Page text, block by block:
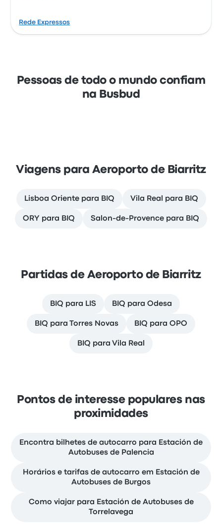
Rede Expressos
Pessoas de todo o mundo confiam
na Busbud
Viagens para Aeroporto de Biarritz
Lisboa Oriente para BIQ Vila Real para BIQ
ORY para BIQ Salon-de-Provence para BIQ
Partidas de Aeroporto de Biarritz
BIQ para LIS BIQ para Odesa
BIQ para Torres Novas BIQ para OPO
BIQ para Vila Real
Pontos de interesse populares nas
proximidades
Encontra bilhetes de autocarro para Estación de
Autobuses de Palencia
Horários e tarifas de autocarro em Estación de
Autobuses de Burgos
Como viajar para Estación de Autobuses de
Torrelavega